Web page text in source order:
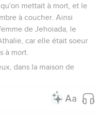
mettait à mort, et le
à coucher. Ainsi
de Jehoïada, le
car elle était soeur
à mort.
dans la maison de